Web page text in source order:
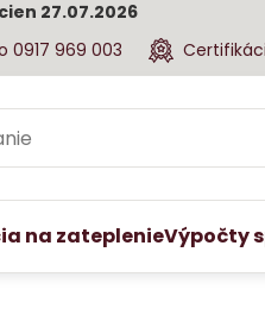
27.07.2026
0917 969 003
na zateplenieVýpočty